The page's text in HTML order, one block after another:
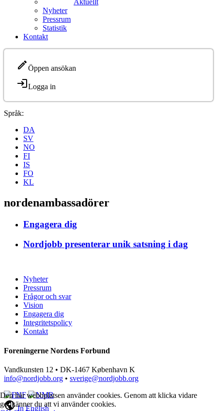
Aktuellt
Nyheter
Pressrum
Statistik
Kontakt
Öppen ansökan
Logga in
Språk:
DA
SV
NO
FI
IS
FO
KL
nordenambassadörer
Engagera dig
Nordjobb presenterar unik satsning i dag
Nyheter
Pressrum
Frågor och svar
Vision
Engagera dig
Integritetspolicy
Kontakt
Foreningerne Nordens Forbund
Vandkunsten 12 • DK-1467 København K
info@nordjobb.org • sverige@nordjobb.org
public In English
Den här webbplatsen använder cookies. Genom att klicka vidare
godkänner du att vi använder cookies.